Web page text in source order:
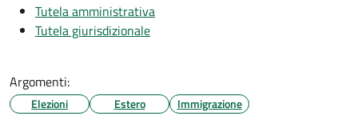
Tutela amministrativa
Tutela giurisdizionale
Argomenti:
Elezioni Estero Immigrazione